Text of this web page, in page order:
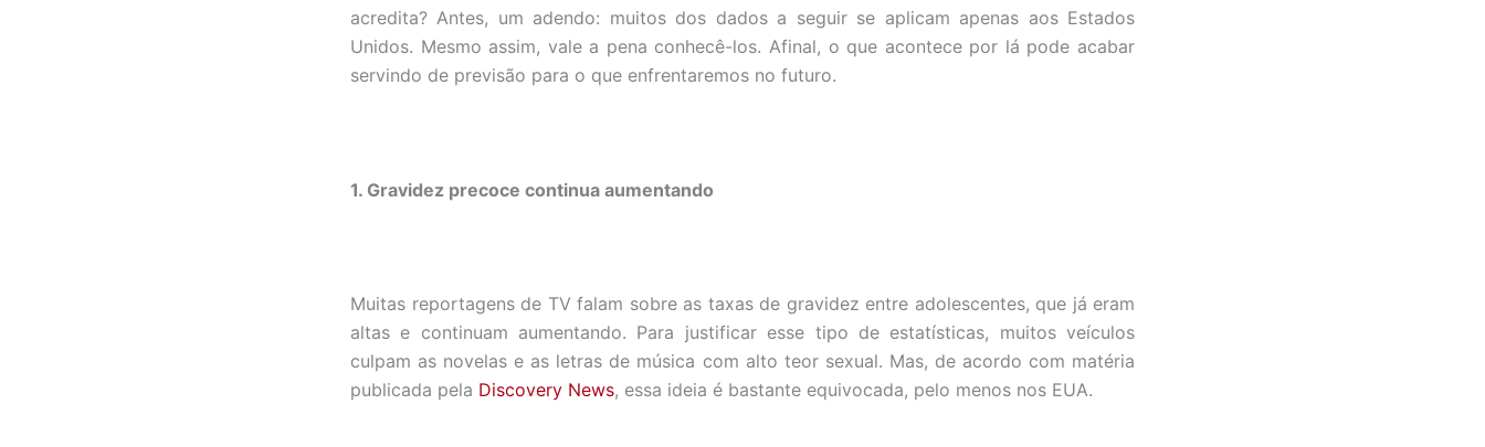
acredita? Antes, um adendo: muitos dos dados a seguir se aplicam apenas aos Estados
Unidos. Mesmo assim, vale a pena conhecê-los. Afinal, o que acontece por lá pode acabar
servindo de previsão para o que enfrentaremos no futuro.
1. Gravidez precoce continua aumentando
Muitas reportagens de TV falam sobre as taxas de gravidez entre adolescentes, que já eram
altas e continuam aumentando. Para justificar esse tipo de estatísticas, muitos veículos
culpam as novelas e as letras de música com alto teor sexual. Mas, de acordo com matéria
publicada pela Discovery News, essa ideia é bastante equivocada, pelo menos nos EUA.